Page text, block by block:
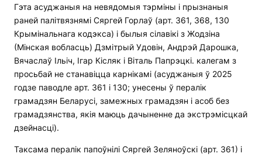
Гэта асуджаныя на невядомыя тэрміны і прызнаныя
раней палітвязнямі Сяргей Горлаў (арт. 361, 368, 130
Крымінальнага кодэкса) і былыя сілавікі з Жодзіна
(Мінская вобласць) Дзмітрый Удовін, Андрэй Дарошка,
Вячаслаў Ільіч, Ігар Кісляк і Віталь Папрэцкі. калегам з
просьбай не станавіцца карнікамі (асуджаныя ў 2025
годзе паводле арт. 361 і 130; унесены ў пералік
грамадзян Беларусі, замежных грамадзян і асоб без
грамадзянства, якія маюць дачыненне да экстрэмісцкай
дзейнасці).
Таксама пералік папоўнілі Сяргей Зеляноўскі (арт. 361) і